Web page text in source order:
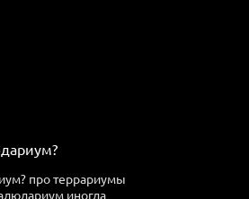
про террариумы
иногда